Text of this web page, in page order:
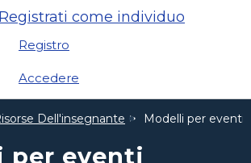
Registrati come individuo
Registro
Accedere
Dell'insegnante Modelli per eventi
per eventi